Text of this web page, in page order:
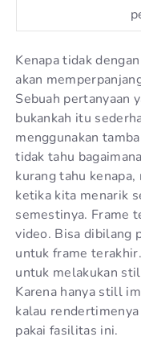
Kenapa tidak
akan
Sebuah pertanyaan
bukankah itu
menggunakan
tidak tahu
kurang tahu
ketika kita menarik
semestinya. Frame
video. Bisa dibilang
untuk frame
untuk melakukan
Karena hanya still
kalau
pakai fasilitas ini.